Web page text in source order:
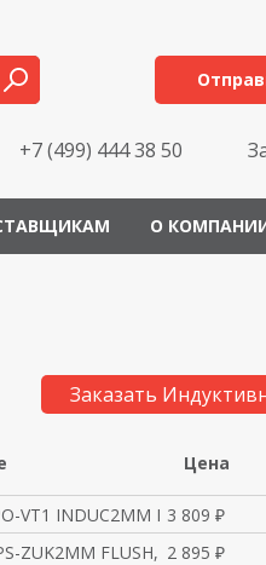
+7 (499) 444 38 50
О
Заказать
Цена
VT1 INDUC2MM FLUSH,
3 809 ₽
ZUK2MM FLUSH, PNP,
2 895 ₽